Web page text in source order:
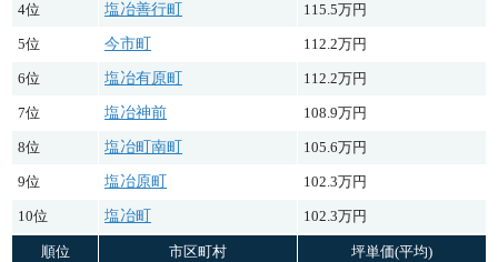
4位 塩冶善行町 115.5万円
5位 今市町 112.2万円
6位 塩冶有原町 112.2万円
7位 塩冶神前 108.9万円
8位 塩冶町南町 105.6万円
9位 塩冶原町 102.3万円
10位 塩冶町 102.3万円
順位 市区町村 坪単価(平均)